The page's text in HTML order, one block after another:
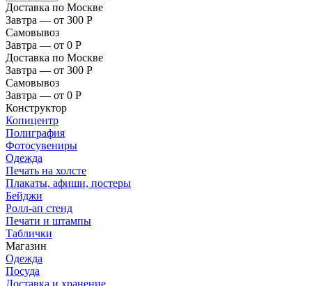
Доставка по Москве
Завтра — от 300 Р
Самовывоз
Завтра — от 0 Р
Доставка по Москве
Завтра — от 300 Р
Самовывоз
Завтра — от 0 Р
Конструктор
Копицентр
Полиграфия
Фотосувениры
Одежда
Печать на холсте
Плакаты, афиши, постеры
Бейджи
Ролл-ап стенд
Печати и штампы
Таблички
Магазин
Одежда
Посуда
Доставка и хранение